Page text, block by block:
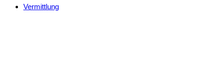
Vermittlung